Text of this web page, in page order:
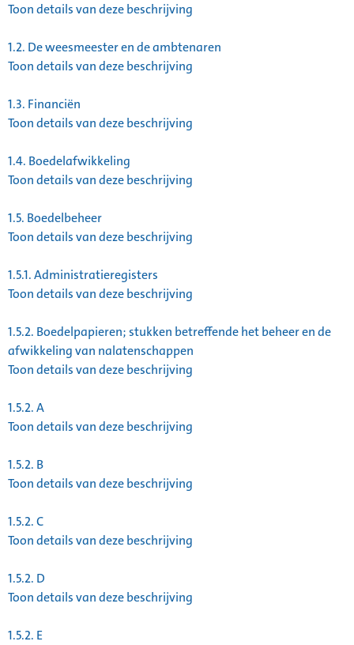
Toon details van deze beschrijving
1.2. De weesmeester en de ambtenaren
Toon details van deze beschrijving
1.3. Financiën
Toon details van deze beschrijving
1.4. Boedelafwikkeling
Toon details van deze beschrijving
1.5. Boedelbeheer
Toon details van deze beschrijving
1.5.1.Administratieregisters
Toon details van deze beschrijving
1.5.2. Boedelpapieren; stukken betreffende het beheer en de
afwikkeling van nalatenschappen
Toon details van deze beschrijving
1.5.2.A
Toon details van deze beschrijving
1.5.2. B
Toon details van deze beschrijving
1.5.2.C
Toon details van deze beschrijving
1.5.2. D
Toon details van deze beschrijving
1.5.2. E